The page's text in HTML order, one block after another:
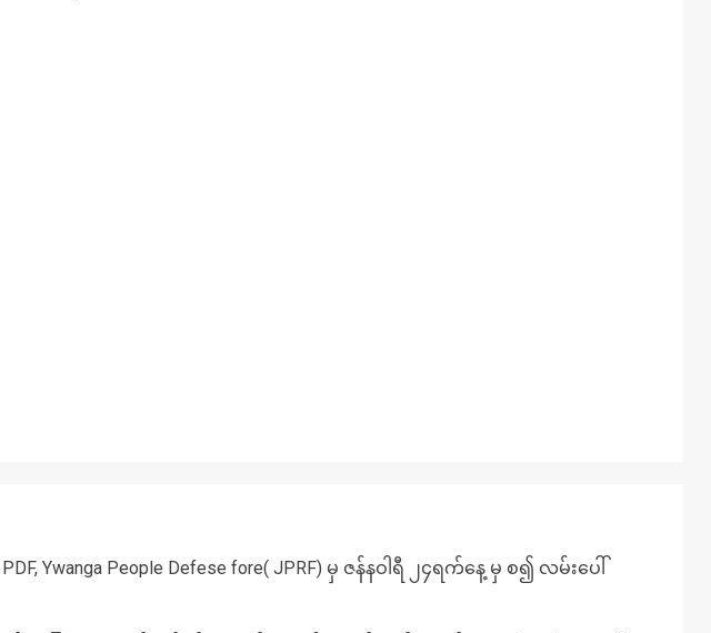
Ywanga People Defese fore( JPRF) မှ ဇန်နဝါရီ ၂၄ရက်နေ့ မှ စ၍ လမ်းပေါ်